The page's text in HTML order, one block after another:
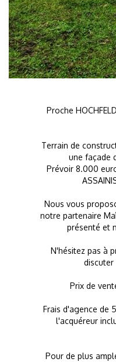
Proche
Terrain de
une façade
Prévoir 8.000
Nous vous
notre partenaire
présenté et
N'hésitez pas à
Prix de
Frais d'agence de
l'acquéreur
Pour de plus